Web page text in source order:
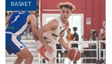
BASKET